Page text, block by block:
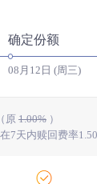
0.00
%
确定份额
08月12日 (周三)
原 1.00%）
7天内赎回费率